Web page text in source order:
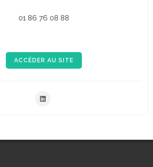
01 86 76 08 88
ACCÉDER AU SITE